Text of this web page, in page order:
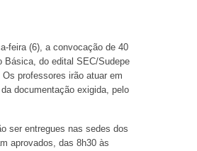
feira (6), a convocação de 40
Básica, do edital SEC/Sudepe
professores irão atuar em
documentação exigida, pelo
ser entregues nas sedes dos
aprovados, das 8h30 às